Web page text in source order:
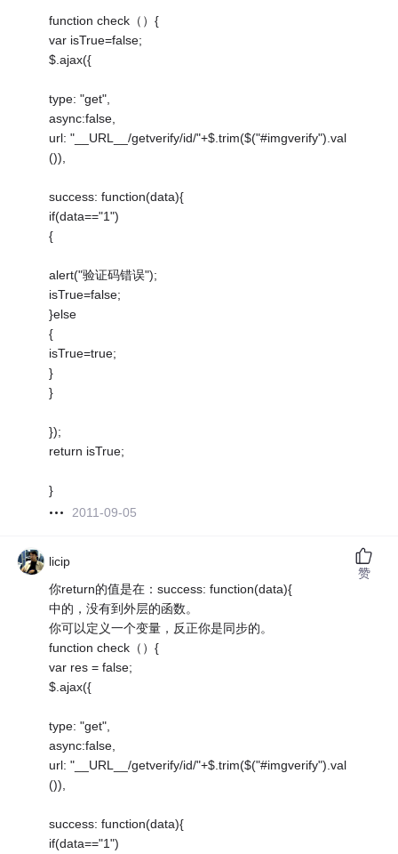
function check（）{
var isTrue=false;
$.ajax({
type: "get",
async:false,
url: "__URL__/getverify/id/"+$.trim($("#imgverify").val
()),
success: function(data){
if(data=="1")
{
alert("验证码错误");
isTrue=false;
}else
{
isTrue=true;
}
}
});
return isTrue;
}
2011-09-05
licip
你return的值是在：success: function(data){
中的，没有到外层的函数。
你可以定义一个变量，反正你是同步的。
function check（）{
var res = false;
$.ajax({
type: "get",
async:false,
url: "__URL__/getverify/id/"+$.trim($("#imgverify").val
()),
success: function(data){
if(data=="1")
赞